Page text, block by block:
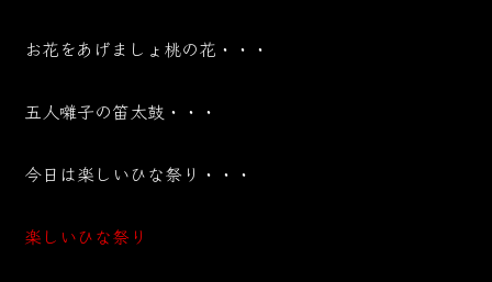
お花をあげましょ桃の花・・・
五人囃子の笛太鼓・・・
今日は楽しいひな祭り・・・
楽しいひな祭り